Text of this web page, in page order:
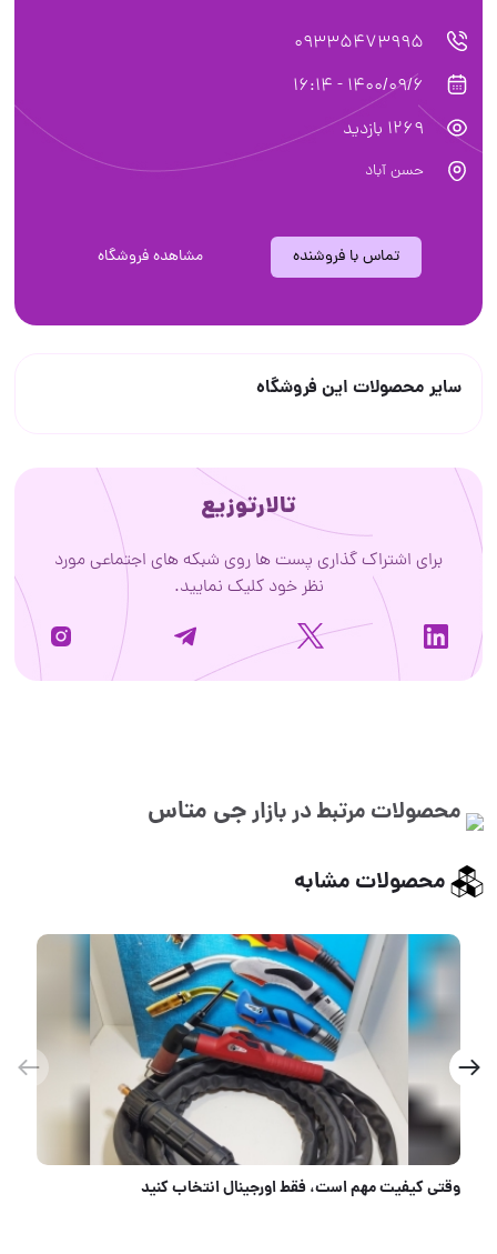
09335473995
1400/09/6 - 16:14
1269 بازدید
حسن آباد
تماس با فروشنده مشاهده فروشگاه
سایر محصولات این فروشگاه
تالارتوزیع
برای اشتراک گذاری پست ها روی شبکه های اجتماعی مورد
نظر خود کلیک نمایید.
محصولات مرتبط در بازارجی متاس
محصولات مشابه
وقتی کیفیت مهم است، فقط اورجینال انتخاب کنید